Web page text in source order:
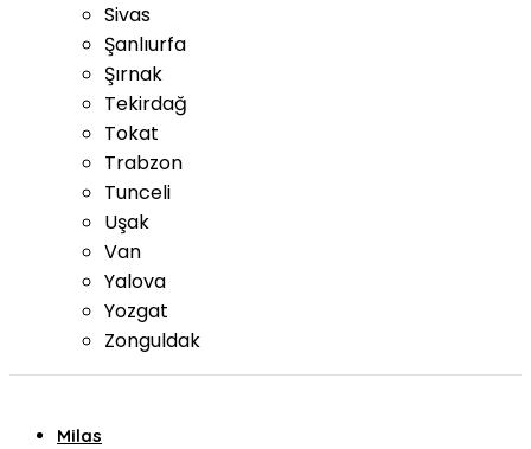
Sivas
Şanlıurfa
Şırnak
Tekirdağ
Tokat
Trabzon
Tunceli
Uşak
Van
Yalova
Yozgat
Zonguldak
Milas